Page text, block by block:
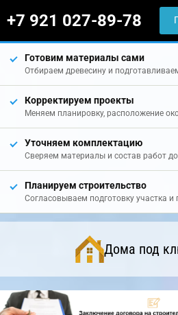
+7 921 027-89-78
Готовим материалы сами
Отбираем древесину и
Корректируем проекты
Меняем планировку, расположение
Уточняем комплектацию
Сверяем материалы и состав работ
Планируем строительство
Согласовываем подготовку участка и
Дома под